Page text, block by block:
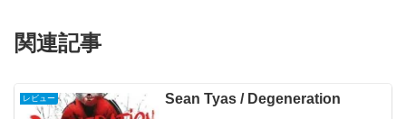
関連記事
レビュー Sean Tyas / Degeneration